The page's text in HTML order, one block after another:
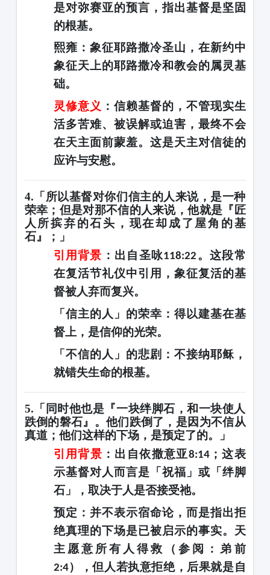
是对弥赛亚的预言，指出基督是坚固
的根基。
熙雍 ：象征耶路撒冷圣山，在新约中
象征天上的耶路撒冷和教会的属灵基
础。
灵修意义 ：信赖基督的，不管现实生
活多苦难、被误解或迫害， 最终不会
在天主面前蒙羞。这是天主对信徒的
应许与安慰。
4.「所以基督对你们信主的人来说，是一种
荣幸；但是对那不信的人来说，他就是『匠
人所摈弃的石头，现在却成了屋角的基
石』；」
引用背景 ：出自圣咏118:22 。这段常
在复活节礼仪中引用，象征复活的基
督被人弃而复兴。
「信主的人」的荣幸 ：得以建基在基
督上，是信仰的光荣。
「不信的人」的悲剧 ：不接纳耶稣，
就错失生命的根基。
5.「同时他也是『一块绊脚石，和一块使人
跌倒的磐石』。他们跌倒了，是因为不信从
真道；他们这样的下场，是预定了的。」
引用背景 ：出自依撒意亚8:14；这表
示基督对人而言是「祝福」或「绊脚
石」，取决于人是否接受祂。
预定 ：并不表示宿命论，而是指出拒
绝真理的下场是已被启示的事实。天
主愿意所有人得救（参阅：弟前
2:4），但人若执意拒绝，后果就是自